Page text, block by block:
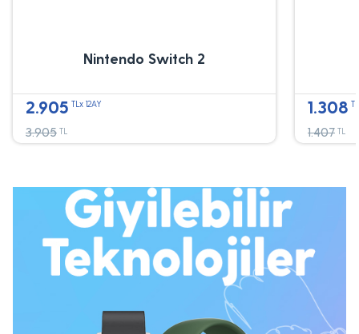
Nintendo Switch 2
2.905 TLx 12AY
3.905 TL
1.308
1.407 TL